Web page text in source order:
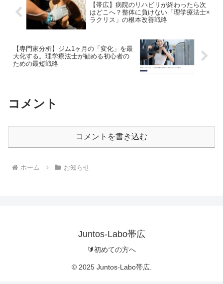
【帯広】病院のリハビリが終わったら次
はどこへ？整体に負けない「理学療法士×
ラクリス」の根本改善戦略
【専門家分析】ジム1ヶ月の「変化」を最
大化する。理学療法士が勧める初心者の
ための最短戦略
コメント
コメントを書き込む
ホーム お知らせ
Juntos-Labo帯広
🔰初めての方へ
© 2025 Juntos-Labo帯広.